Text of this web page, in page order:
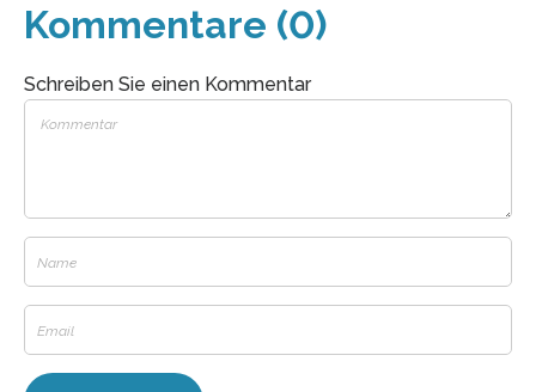
Kommentare (0)
Schreiben Sie einen Kommentar